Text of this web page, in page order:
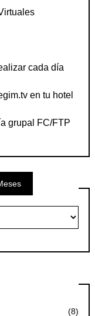
cada día
en tu hotel
grupal FC/FTP
(8)